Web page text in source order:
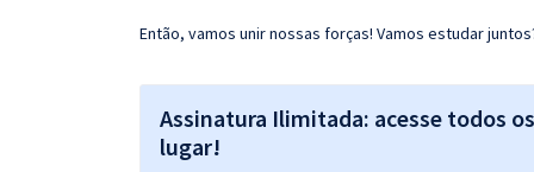
Conteúdo gratuito
Então, vamos unir nossas forças! Vamos estudar
Assinatura Ilimitada: acesse todos
lugar!